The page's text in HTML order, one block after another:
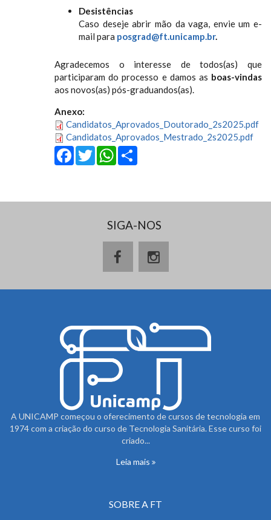
Desistências
Caso deseje abrir mão da vaga, envie um e-
mail para posgrad@ft.unicamp.br.
Agradecemos o interesse de todos(as) que
participaram do processo e damos as boas-vindas
aos novos(as) pós-graduandos(as).
Anexo:
Candidatos_Aprovados_Doutorado_2s2025.pdf
Candidatos_Aprovados_Mestrado_2s2025.pdf
Facebook
Twitter
WhatsApp
SIGA-NOS
A UNICAMP começou o oferecimento de cursos de tecnologia em
1974 com a criação do curso de Tecnologia Sanitária. Esse curso foi
criado...
Leia mais
SOBRE A FT